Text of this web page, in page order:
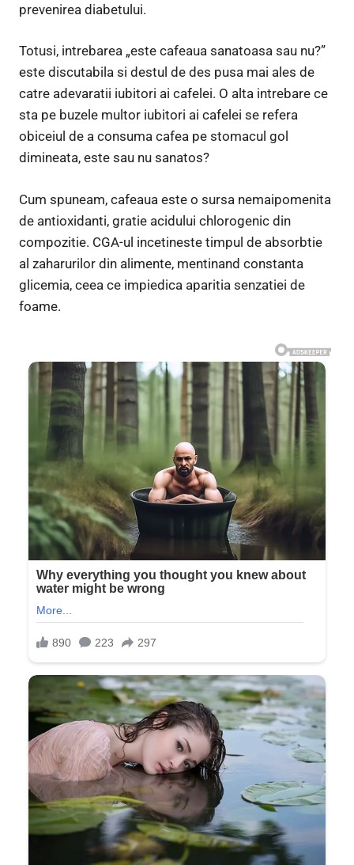
prevenirea diabetului.
Totusi, intrebarea „este cafeaua sanatoasa sau nu?”
este discutabila si destul de des pusa mai ales de
catre adevaratii iubitori ai cafelei. O alta intrebare ce
sta pe buzele multor iubitori ai cafelei se refera
obiceiul de a consuma cafea pe stomacul gol
dimineata, este sau nu sanatos?
Cum spuneam, cafeaua este o sursa nemaipomenita
de antioxidanti, gratie acidului chlorogenic din
compozitie. CGA-ul incetineste timpul de absorbtie
al zaharurilor din alimente, mentinand constanta
glicemia, ceea ce impiedica aparitia senzatiei de
foame.